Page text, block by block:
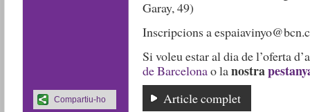
Garay, 49)
Inscripcions a
Si voleu estar al dia de l’oferta
de Barcelonao lanostra
Article complet
Compartiu-ho